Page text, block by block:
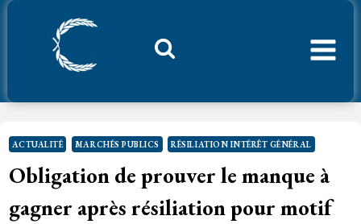
Aller
ACTUALITÉ MARCHÉS PUBLICS RÉSILIATION INTÉRÊT GÉNÉRAL
Obligation de prouver le manque à
gagner après résiliation pour motif